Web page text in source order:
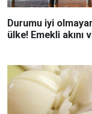
Durumu iyi
ülke! Emekli akını